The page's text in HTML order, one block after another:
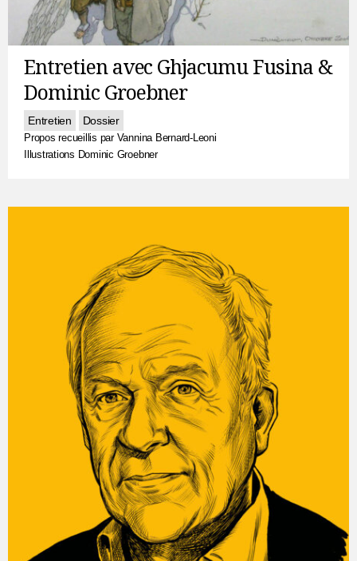
Entretien avec Ghjacumu Fusina &
Dominic Groebner
Entretien Dossier
Propos recueillis par Vannina Bernard-Leoni
Illustrations Dominic Groebner